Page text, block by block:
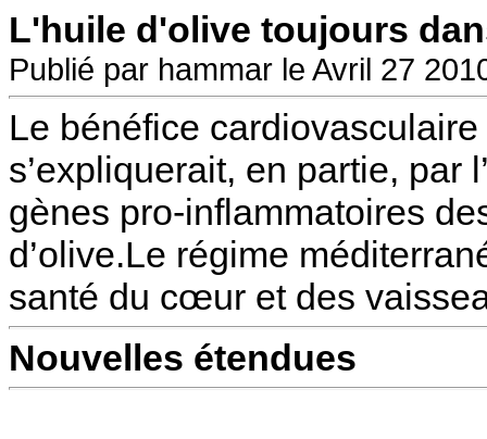
L'huile d'olive toujours
Publié par hammar le Avril 27
Le bénéfice
s’expliquerait, en partie, par
gènes pro-inflammatoires
d’olive.Le régime
santé du cœur et des
Nouvelles étendues